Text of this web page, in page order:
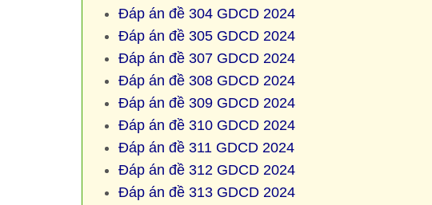
Đáp án đề 304 GDCD 2024
Đáp án đề 305 GDCD 2024
Đáp án đề 307 GDCD 2024
Đáp án đề 308 GDCD 2024
Đáp án đề 309 GDCD 2024
Đáp án đề 310 GDCD 2024
Đáp án đề 311 GDCD 2024
Đáp án đề 312 GDCD 2024
Đáp án đề 313 GDCD 2024